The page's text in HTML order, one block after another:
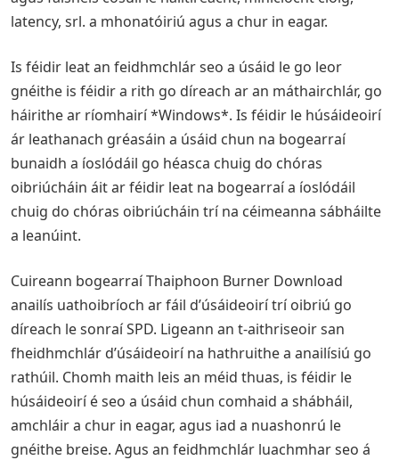
latency, srl. a mhonatóiriú agus a chur in eagar.
Is féidir leat an feidhmchlár seo a úsáid le go leor
gnéithe is féidir a rith go díreach ar an máthairchlár, go
háirithe ar ríomhairí *Windows*. Is féidir le húsáideoirí
ár leathanach gréasáin a úsáid chun na bogearraí
bunaidh a íoslódáil go héasca chuig do chóras
oibriúcháin áit ar féidir leat na bogearraí a íoslódáil
chuig do chóras oibriúcháin trí na céimeanna sábháilte
a leanúint.
Cuireann bogearraí Thaiphoon Burner Download
anailís uathoibríoch ar fáil d’úsáideoirí trí oibriú go
díreach le sonraí SPD. Ligeann an t-aithriseoir san
fheidhmchlár d’úsáideoirí na hathruithe a anailísiú go
rathúil. Chomh maith leis an méid thuas, is féidir le
húsáideoirí é seo a úsáid chun comhaid a shábháil,
amchláir a chur in eagar, agus iad a nuashonrú le
gnéithe breise. Agus an feidhmchlár luachmhar seo á